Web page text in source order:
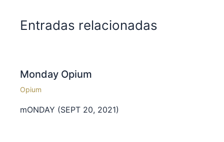
Entradas relacionadas
Monday Opium
Opium
mONDAY (SEPT 20, 2021)